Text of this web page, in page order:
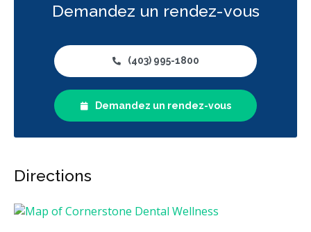
Demandez un rendez-vous
(403) 995-1800
Demandez un rendez-vous
Directions